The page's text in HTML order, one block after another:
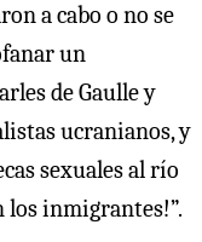
a cabo o no se
un
de Gaulle y
ucranianos, y
sexuales al río
los inmigrantes!”.